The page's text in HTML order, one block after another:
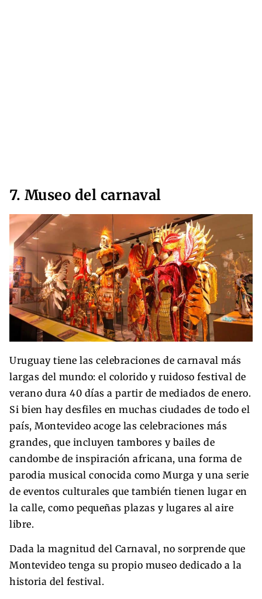
7. Museo del carnaval
Uruguay tiene las celebraciones de carnaval más
largas del mundo: el colorido y ruidoso festival de
verano dura 40 días a partir de mediados de enero.
Si bien hay desfiles en muchas ciudades de todo el
país, Montevideo acoge las celebraciones más
grandes, que incluyen tambores y bailes de
candombe de inspiración africana, una forma de
parodia musical conocida como Murga y una serie
de eventos culturales que también tienen lugar en
la calle, como pequeñas plazas y lugares al aire
libre.
Dada la magnitud del Carnaval, no sorprende que
Montevideo tenga su propio museo dedicado a la
historia del festival.